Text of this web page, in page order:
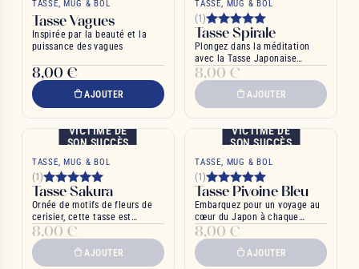
TASSE, MUG & BOL
Tasse Vagues
Inspirée par la beauté et la
puissance des vagues
8,00 €
AJOUTER
TASSE, MUG & BOL
(1)
Tasse Spirale
Plongez dans la méditation
avec la Tasse Japonaise
Spirale
8,00 €
AJOUTER
VICTIME DE
SON SUCCÈS
TASSE, MUG & BOL
(1)
Tasse Sakura
Ornée de motifs de fleurs de
cerisier, cette tasse est
conçue de porcelaine
8,00 €
AJOUTER
VICTIME DE
SON SUCCÈS
TASSE, MUG & BOL
(1)
Tasse Pivoine Bleu
Embarquez pour un voyage au
cœur du Japon à chaque
gorgée
8,00 €
AJOUTER